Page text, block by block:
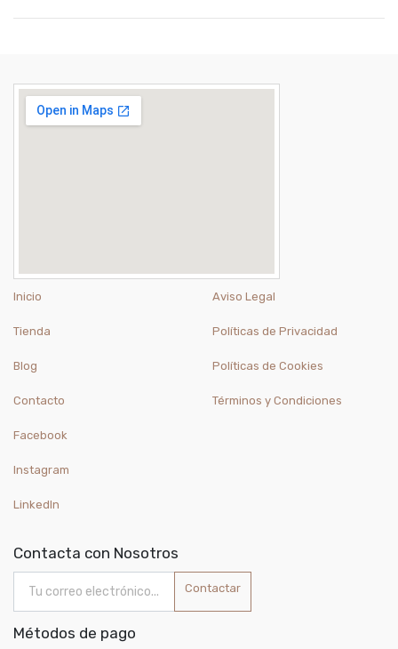
Inicio
Tienda
Blog
Contacto
Aviso Legal
Políticas de Privacidad
Políticas de Cookies
Términos y Condiciones
Facebook
Instagram
LinkedIn
Contacta con Nosotros
Contactar
Métodos de pago